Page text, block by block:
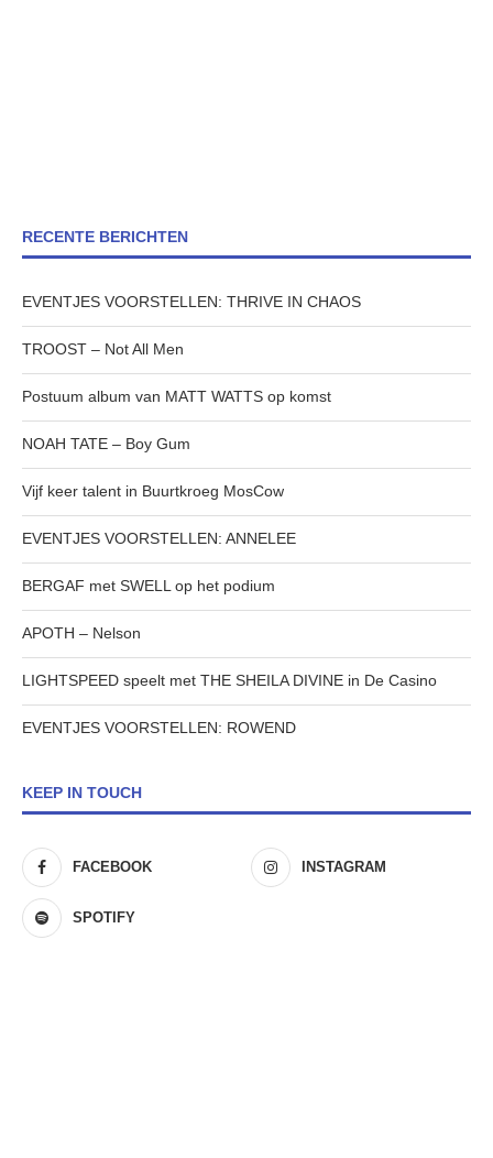
RECENTE BERICHTEN
EVENTJES VOORSTELLEN: THRIVE IN CHAOS
TROOST – Not All Men
Postuum album van MATT WATTS op komst
NOAH TATE – Boy Gum
Vijf keer talent in Buurtkroeg MosCow
EVENTJES VOORSTELLEN: ANNELEE
BERGAF met SWELL op het podium
APOTH – Nelson
LIGHTSPEED speelt met THE SHEILA DIVINE in De Casino
EVENTJES VOORSTELLEN: ROWEND
KEEP IN TOUCH
FACEBOOK INSTAGRAM
SPOTIFY